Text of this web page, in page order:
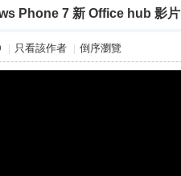
Phone 7 新 Office hub 影片
| 只看該作者 | 倒序瀏覽